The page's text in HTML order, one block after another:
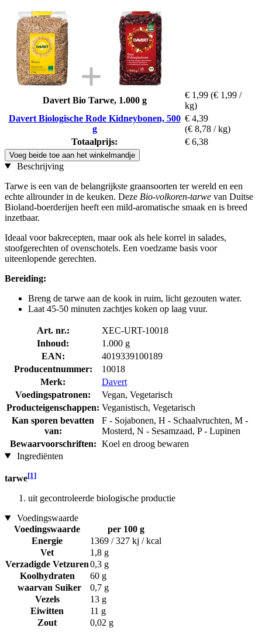
Davert Bio Tarwe, 1.000 g
€ 1,99 (€ 1,99 /
kg)
Davert Biologische Rode Kidneybonen, 500
g
€ 4,39
(€ 8,78 / kg)
Totaalprijs:
€ 6,38
Voeg beide toe aan het winkelmandje
Beschrijving
Tarwe is een van de belangrijkste graansoorten ter wereld en een
echte allrounder in de keuken. Deze Bio-volkoren-tarwe van Duitse
Bioland-boerderijen heeft een mild-aromatische smaak en is breed
inzetbaar.
Ideaal voor bakrecepten, maar ook als hele korrel in salades,
stoofgerechten of ovenschotels. Een voedzame basis voor
uiteenlopende gerechten.
Bereiding:
Breng de tarwe aan de kook in ruim, licht gezouten water.
Laat 45-50 minuten zachtjes koken op laag vuur.
Art. nr.:
XEC-URT-10018
Inhoud:
1.000 g
EAN:
4019339100189
Producentnummer:
10018
Merk:
Davert
Voedingspatronen:
Vegan, Vegetarisch
Producteigenschappen: Veganistisch, Vegetarisch
Kan sporen bevatten
van:
F - Sojabonen, H - Schaalvruchten, M -
Mosterd, N - Sesamzaad, P - Lupinen
Bewaarvoorschriften: Koel en droog bewaren
Ingrediënten
tarwe[1]
uit gecontroleerde biologische productie
Voedingswaarde
Voedingswaarde
per 100 g
Energie
1369 / 327 kj / kcal
Vet
1,8 g
Verzadigde Vetzuren0,3 g
Koolhydraten
60 g
waarvan Suiker
0,7 g
Vezels
13 g
Eiwitten
11 g
Zout
0,02 g